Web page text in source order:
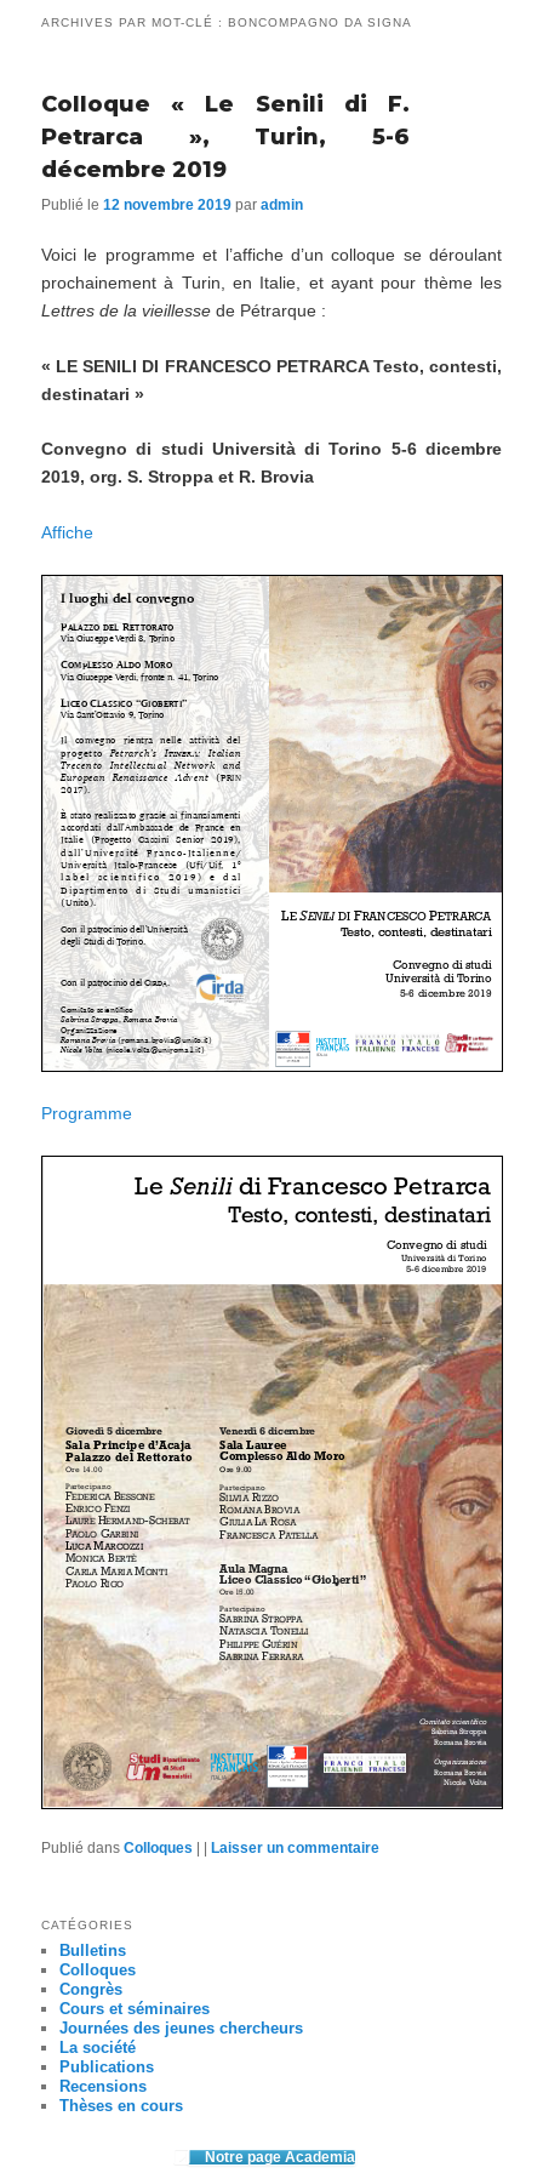
ARCHIVES PAR MOT-CLÉ : BONCOMPAGNO DA SIGNA
Colloque « Le Senili di F.
Petrarca », Turin, 5-6
décembre 2019
Publié le12 novembre 2019 paradmin
Voici le programme et l’affiche d’un colloque se déroulant
prochainement à Turin, en Italie, et ayant pour thème les
Lettres de la vieillesse de Pétrarque :
« LE SENILI DI FRANCESCO PETRARCA Testo, contesti,
destinatari »
Convegno di studi Università di Torino 5-6 dicembre
2019, org. S. Stroppa et R. Brovia
Affiche
Programme
Publié dans Colloques Laisser un commentaire
CATÉGORIES
Bulletins
Colloques
Congrès
Cours et séminaires
Journées des jeunes chercheurs
La société
Publications
Recensions
Thèses en cours
Notre page Academia